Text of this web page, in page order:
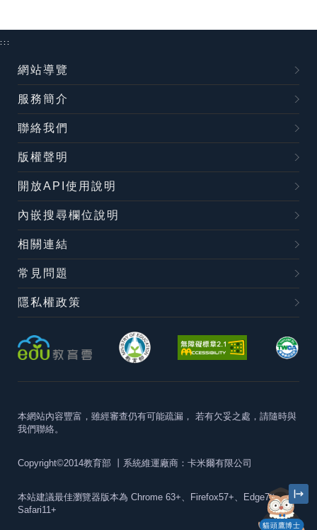
貓頭鷹博士
:::
網站導覽
服務簡介
聯絡我們
版權聲明
開放API使用說明
內嵌搜尋欄位說明
相關連結
常見問題
隱私權政策
本網站內容豐富，雖經審查仍有可能疏漏， 若有欠妥之處，請隨時與
我們聯絡。
Copyright©2014教育部 丨系統維運廠商：卡米爾有限公司
本站建議最佳瀏覽器版本為 Chrome 63+、Firefox57+、Edge79+及
Safari11+